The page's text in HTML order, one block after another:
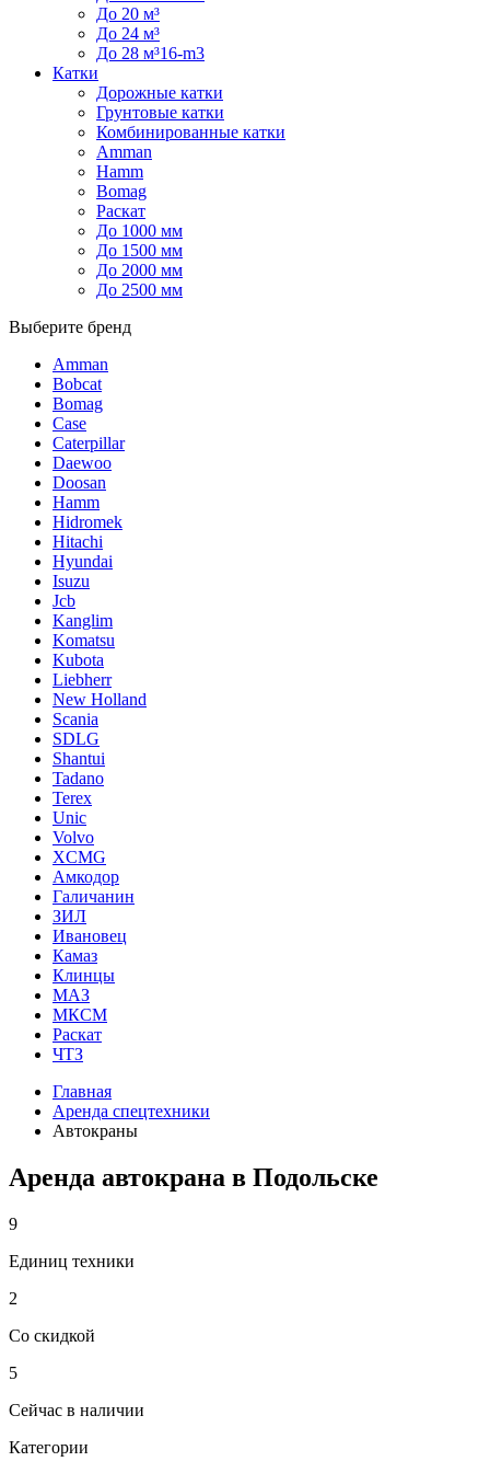
До 20 м³
До 24 м³
До 28 м³16-m3
Катки
Дорожные катки
Грунтовые катки
Комбинированные катки
Amman
Hamm
Bomag
Раскат
До 1000 мм
До 1500 мм
До 2000 мм
До 2500 мм
Выберите бренд
Amman
Bobcat
Bomag
Case
Caterpillar
Daewoo
Doosan
Hamm
Hidromek
Hitachi
Hyundai
Isuzu
Jcb
Kanglim
Komatsu
Kubota
Liebherr
New Holland
Scania
SDLG
Shantui
Tadano
Terex
Unic
Volvo
XCMG
Амкодор
Галичанин
ЗИЛ
Ивановец
Камаз
Клинцы
МАЗ
МКСМ
Раскат
ЧТЗ
Главная
Аренда спецтехники
Автокраны
Аренда автокрана в Подольске
9
Единиц техники
2
Со скидкой
5
Сейчас в наличии
Категории